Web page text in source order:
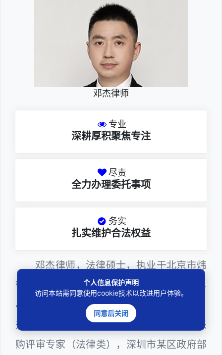
邓杰律师
专业
深耕厚积聚焦专注
尽责
全力办理委托事项
务实
扎实维护合法权益
邓杰律师，法律硕士，执业于北京市炜
衡（深圳）律师事务所，律师执业证号为14
403201810022100。邓杰律师现（或曾）
兼任深圳市人民政府听证员、深圳市政府采
购评审专家（法律类），深圳市某区政府部
个人信息保护声明
访问本站需同意使用cookie技术以改进用户体验。
同意后关闭